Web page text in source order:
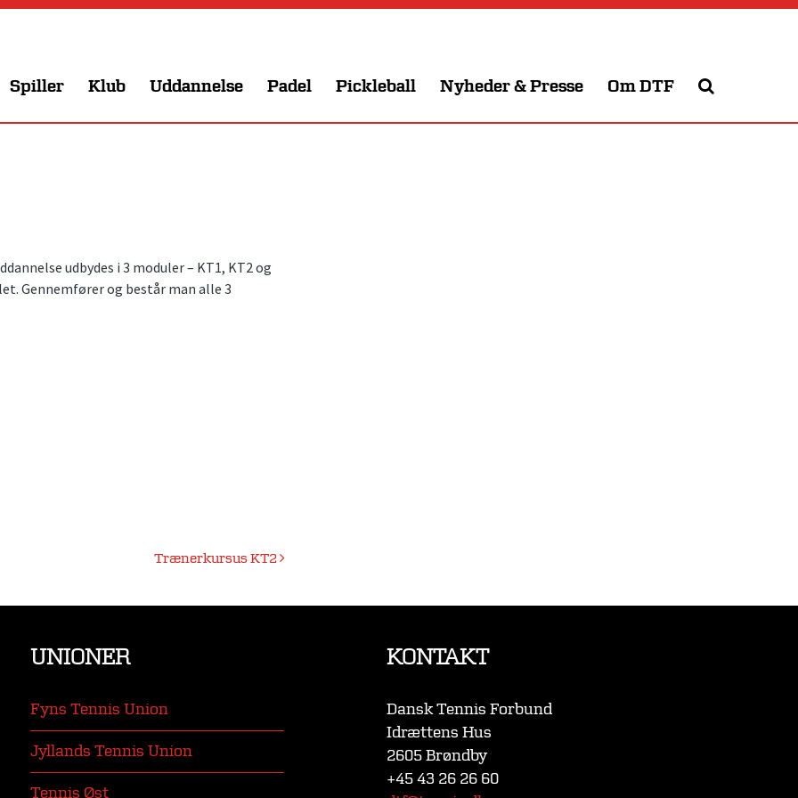
Spiller Klub Uddannelse Padel Pickleball Nyheder & Presse Om DTF
udbydes i 3 moduler – KT1, KT2 og
Gennemfører og består man alle 3
Trænerkursus KT2
UNIONER
Fyns Tennis Union
Jyllands Tennis Union
Tennis Øst
KONTAKT
Dansk Tennis Forbund
Idrættens Hus
2605 Brøndby
+45 43 26 26 60